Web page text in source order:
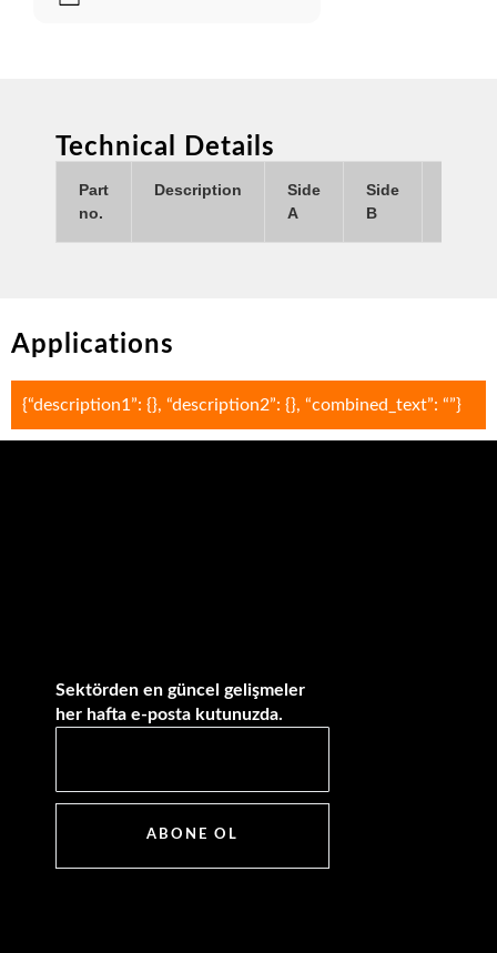
Technical Details
Part
no.
Description
Side
A
Side
B
Applications
{“description1”: {}, “description2”: {}, “combined_text”: “”}
Sektörden en güncel gelişmeler
her hafta e-posta kutunuzda.
ABONE OL